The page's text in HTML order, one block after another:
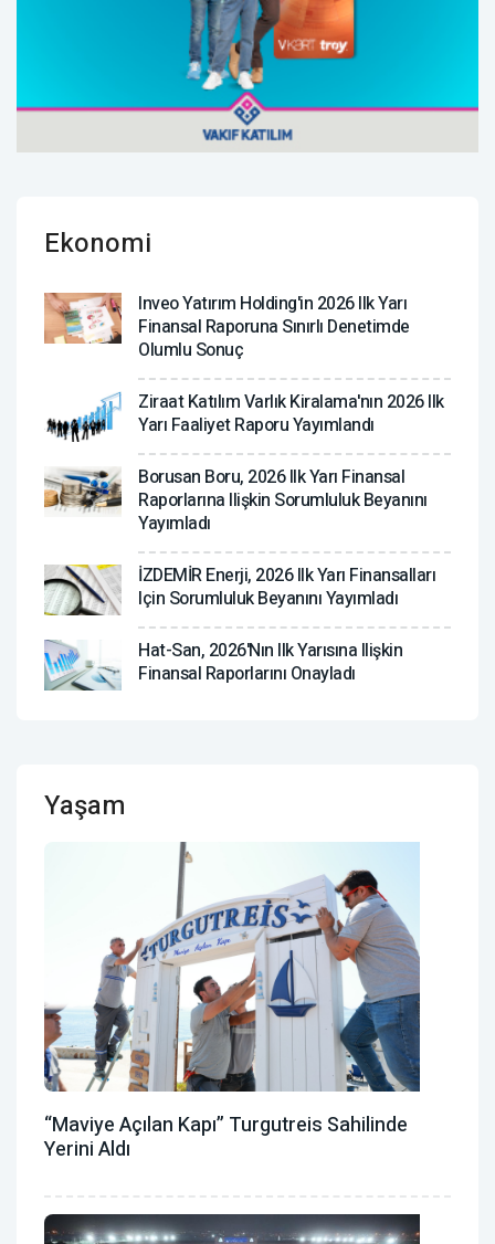
Ekonomi
Inveo Yatırım Holding'in 2026 Ilk Yarı
Finansal Raporuna Sınırlı Denetimde
Olumlu Sonuç
Ziraat Katılım Varlık Kiralama'nın 2026 Ilk
Yarı Faaliyet Raporu Yayımlandı
Borusan Boru, 2026 Ilk Yarı Finansal
Raporlarına Ilişkin Sorumluluk Beyanını
Yayımladı
İZDEMİR Enerji, 2026 Ilk Yarı Finansalları
Için Sorumluluk Beyanını Yayımladı
Hat-San, 2026'nın Ilk Yarısına Ilişkin
Finansal Raporlarını Onayladı
Yaşam
“Maviye Açılan Kapı” Turgutreis Sahilinde
Yerini Aldı